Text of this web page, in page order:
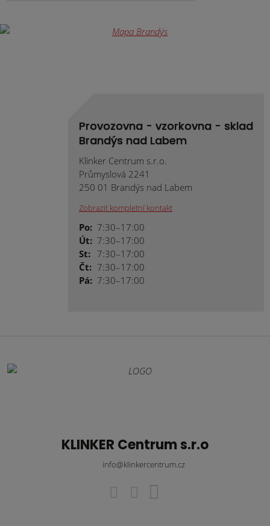
Provozovna - vzorkovna - sklad
Brandýs nad Labem
Klinker Centrum s.r.o.
Průmyslová 2241
250 01 Brandýs nad Labem
Zobrazit kompletní kontakt
Po: 7:30–17:00
Út: 7:30–17:00
St: 7:30–17:00
Čt: 7:30–17:00
Pá: 7:30–17:00
KLINKER Centrum s.r.o
info@klinkercentrum.cz